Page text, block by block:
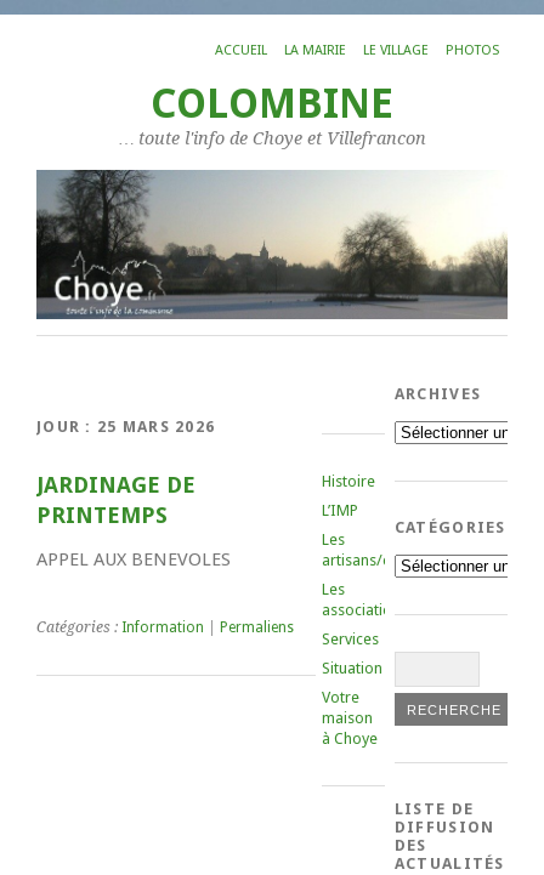
ACCUEIL LA MAIRIE LE VILLAGE PHOTOS
COLOMBINE
… toute l'info de Choye et Villefrancon
JOUR : 25 MARS 2026
JARDINAGE DE
PRINTEMPS
APPEL AUX BENEVOLES
Catégories : Information Permaliens
Histoire
L’IMP
Les
artisans/commerçants
Les
associations
Services
Situation
Votre
maison
à Choye
ARCHIVES
Archives
CATÉGORIES
Catégories
LISTE DE
DIFFUSION
DES
ACTUALITÉS